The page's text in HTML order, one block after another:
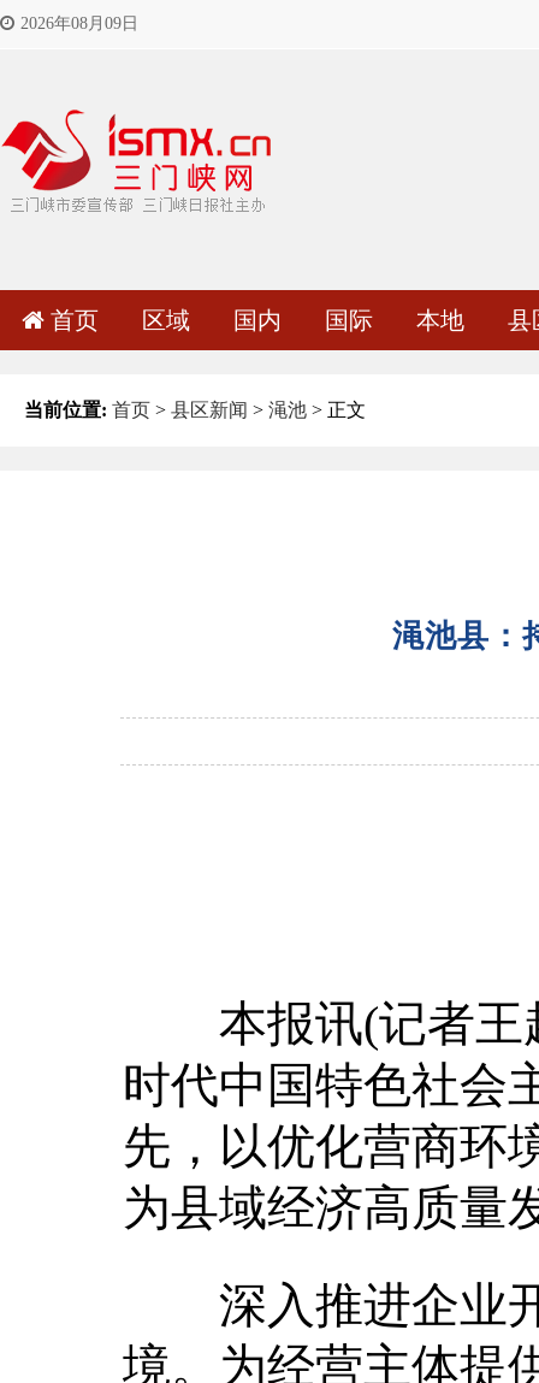
2026年08月09日
首页 区域 国内 国际 本地 县
当前位置: 首页 > 县区新闻 > 渑池 > 正文
渑池县：
本报讯(记者王
时代中国特色社会
先，以优化营商环
为县域经济高质量
深入推进企业开
境。为经营主体提